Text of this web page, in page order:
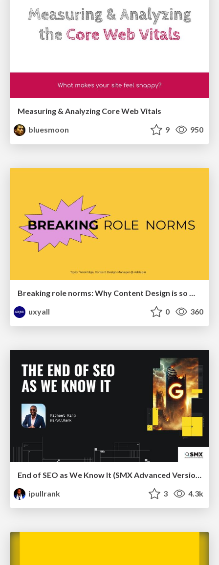
Measuring & Analyzing Core Web Vitals
bluesmoon
9 950
Breaking role norms: Why Content Design is so much more than writing copy - Taylor Woolridge
uxyall
0 360
End of SEO as We Know It (SMX Advanced Version)
ipullrank
3 4.3k